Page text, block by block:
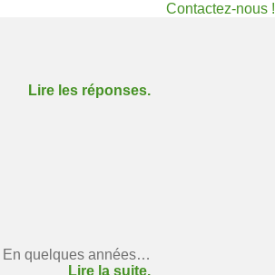
Contactez-nous !
Lire les réponses.
En quelques années…
Lire la suite.